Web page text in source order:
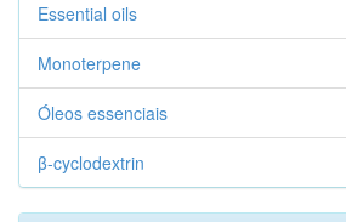
Essential oils
Monoterpene
Óleos essenciais
β-cyclodextrin